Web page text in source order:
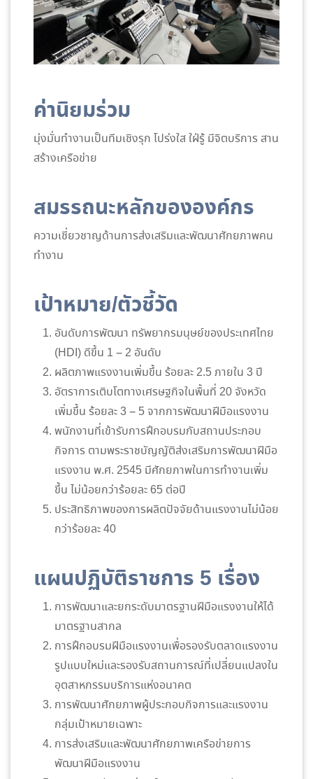
ค่านิยมร่วม
มุ่งมั่นทำงานเป็นทีมเชิงรุก โปร่งใส ใฝ่รู้ มีจิตบริการ สาน
สร้างเครือข่าย
สมรรถนะหลักขององค์กร
ความเชี่ยวชาญด้านการส่งเสริมและพัฒนาศักยภาพคน
ทำงาน
เป้าหมาย/ตัวชี้วัด
อันดับการพัฒนา ทรัพยากรมนุษย์ของประเทศไทย
(HDI) ดีขึ้น 1 – 2 อันดับ
ผลิตภาพแรงงานเพิ่มขึ้น ร้อยละ 2.5 ภายใน 3 ปี
อัตราการเติบโตทางเศรษฐกิจในพื้นที่ 20 จังหวัด
เพิ่มขึ้น ร้อยละ 3 – 5 จากการพัฒนาฝีมือแรงงาน
พนักงานที่เข้ารับการฝึกอบรมกับสถานประกอบ
กิจการ ตามพระราชบัญญัติส่งเสริมการพัฒนาฝีมือ
แรงงาน พ.ศ. 2545 มีศักยภาพในการทำงานเพิ่ม
ขึ้น ไม่น้อยกว่าร้อยละ 65 ต่อปี
ประสิทธิภาพของการผลิตปัจจัยด้านแรงงานไม่น้อย
กว่าร้อยละ 40
แผนปฏิบัติราชการ 5 เรื่อง
การพัฒนาและยกระดับมาตรฐานฝีมือแรงงานให้ได้
มาตรฐานสากล
การฝึกอบรมฝีมือแรงงานเพื่อรองรับตลาดแรงงาน
รูปแบบใหม่และรองรับสถานการณ์ที่เปลี่ยนแปลงใน
อุตสาหกรรมบริการแห่งอนาคต
การพัฒนาศักยภาพผู้ประกอบกิจการและแรงงาน
กลุ่มเป้าหมายเฉพาะ
การส่งเสริมและพัฒนาศักยภาพเครือข่ายการ
พัฒนาฝีมือแรงงาน